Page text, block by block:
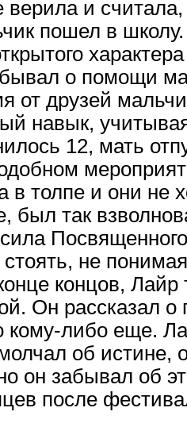
верила и
пошел в
о помощи
от друзей
навык,
12, мать
толпе и они не
был так
не
концов,
Он рассказал
кому-либо еще.
об истине,
он забывал об
после